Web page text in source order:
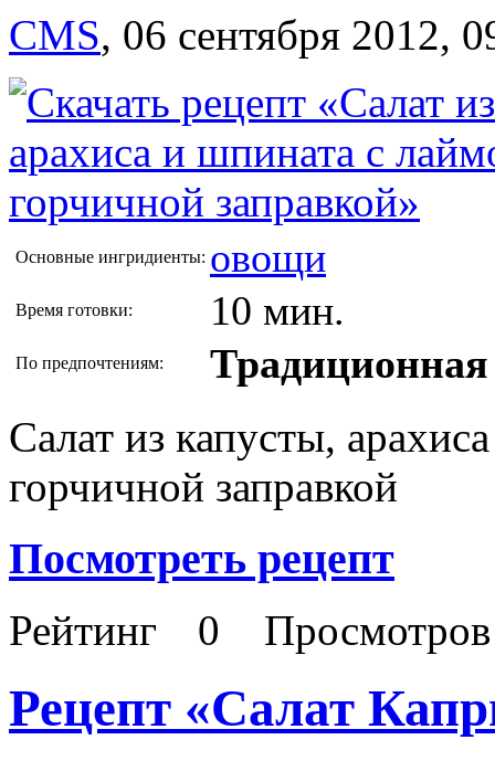
CMS, 06 сентября 2012,
Основные ингридиенты: овощи
Время готовки: 10 мин.
По предпочтениям: Традиционная
Салат из капусты,
горчичной заправкой
Посмотреть рецепт
Рейтинг 0
Рецепт «Салат